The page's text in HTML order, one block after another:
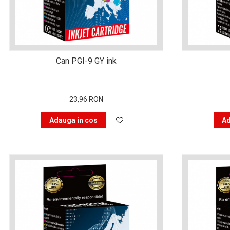
are nevoie de ajutor
Fă o alegere corectă
pentru durabilitatea
funcționării unei
imprimante
Cum să redai culoare
Ai nevoie de o imprimantă?
Fii atent la câteva detalii
pentru confortul de zi cu zi
Transformăm strigătul
disperării S.O.S. în S.O.N.
Top 5 cele mai necesare
gadgeturi pentru a ușura
Can PGI-9 GY ink
23,96 RON
Adauga in cos